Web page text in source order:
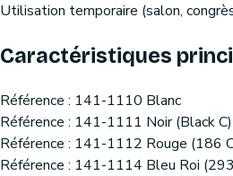
Utilisation temporaire (salon,
Caractéristiques
Référence : 141-1110 Blanc
Référence : 141-1111 Noir (Black C)
Référence : 141-1112 Rouge (186
Référence : 141-1114 Bleu Roi